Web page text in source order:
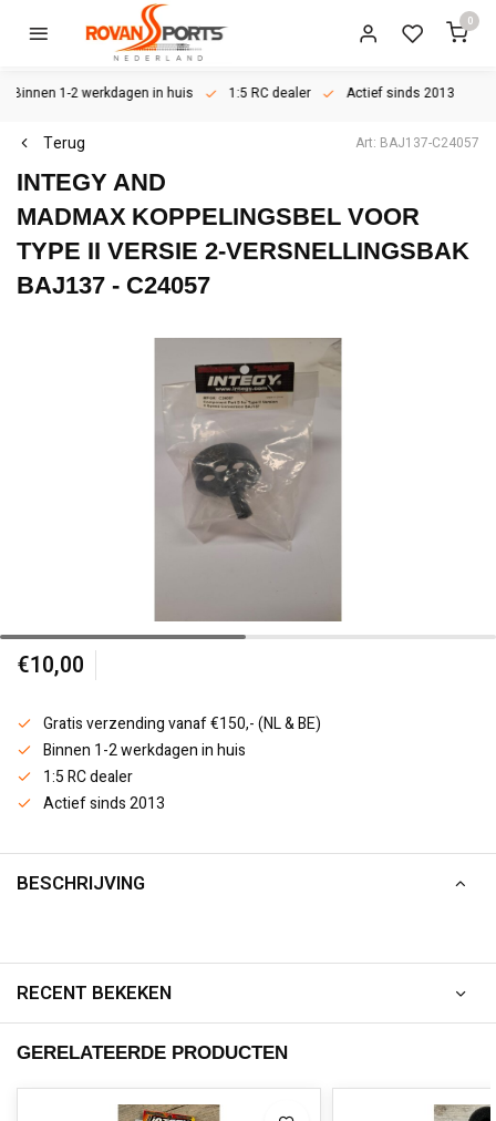
0
Binnen 1-2 werkdagen in huis 1:5 RC dealer Actief sinds 2013
Terug Art: BAJ137-C24057
INTEGY AND
MADMAX KOPPELINGSBEL VOOR
TYPE II VERSIE 2-VERSNELLINGSBAK
BAJ137 - C24057
€10,00
Gratis verzending vanaf €150,- (NL & BE)
Binnen 1-2 werkdagen in huis
1:5 RC dealer
Actief sinds 2013
BESCHRIJVING
RECENT BEKEKEN
GERELATEERDE PRODUCTEN